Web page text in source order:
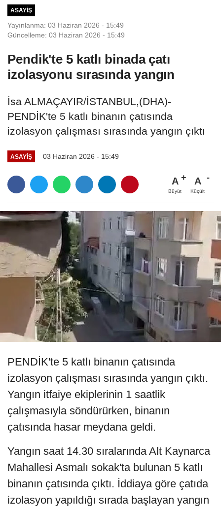
ASAYIŞ
Yayınlanma: 03 Haziran 2026 - 15:49
Güncelleme: 03 Haziran 2026 - 15:49
Pendik'te 5 katlı binada çatı
izolasyonu sırasında yangın
İsa ALMAÇAYIR/İSTANBUL,(DHA)-
PENDİK'te 5 katlı binanın çatısında
izolasyon çalışması sırasında yangın çıktı
ASAYIŞ 03 Haziran 2026 - 15:49
A
Büyüt
A
Küçült
PENDİK'te 5 katlı binanın çatısında
izolasyon çalışması sırasında yangın çıktı.
Yangın itfaiye ekiplerinin 1 saatlik
çalışmasıyla söndürürken, binanın
çatısında hasar meydana geldi.
Yangın saat 14.30 sıralarında Alt Kaynarca
Mahallesi Asmalı sokak'ta bulunan 5 katlı
binanın çatısında çıktı. İddiaya göre çatıda
izolasyon yapıldığı sırada başlayan yangın